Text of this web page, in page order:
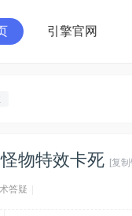
引擎官网
物特效卡死 [复
答疑